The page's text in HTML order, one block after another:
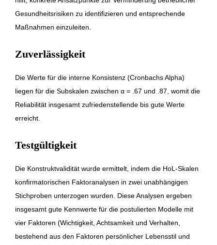
Gesundheitsrisiken zu identifizieren und entsprechende
Maßnahmen einzuleiten.
Zuverlässigkeit
Die Werte für die interne Konsistenz (Cronbachs Alpha)
liegen für die Subskalen zwischen α = .67 und .87, womit die
Reliabilität insgesamt zufriedenstellende bis gute Werte
erreicht.
Testgültigkeit
Die Konstruktvalidität wurde ermittelt, indem die HoL-Skalen
konfirmatorischen Faktoranalysen in zwei unabhängigen
Stichproben unterzogen wurden. Diese Analysen ergeben
insgesamt gute Kennwerte für die postulierten Modelle mit
vier Faktoren (Wichtigkeit, Achtsamkeit und Verhalten,
bestehend aus den Faktoren persönlicher Lebensstil und